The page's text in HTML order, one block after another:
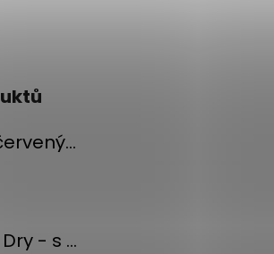
ZVERLIT červený hrubá s vůní Podestýlka kočka 10kg
je 5 z 5 hvězdiček.
Whiskas Dry - s tuňákem - 14kg